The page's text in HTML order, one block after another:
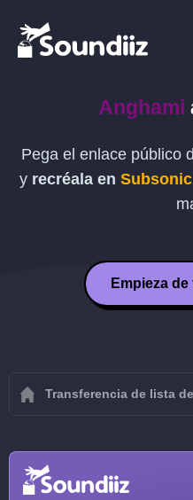
Anghami
Pega el enlace público
y recréala en Subsonic
Empieza
Transferencia de lista